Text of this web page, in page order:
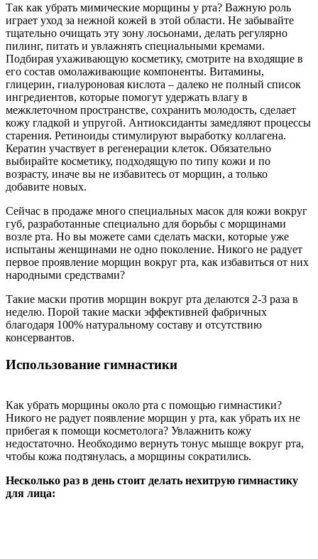
Так как убрать мимические морщины у рта? Важную роль
играет уход за нежной кожей в этой области. Не забывайте
тщательно очищать эту зону лосьонами, делать регулярно
пилинг, питать и увлажнять специальными кремами.
Подбирая ухаживающую косметику, смотрите на входящие в
его состав омолаживающие компоненты. Витамины,
глицерин, гиалуроновая кислота – далеко не полный список
ингредиентов, которые помогут удержать влагу в
межклеточном пространстве, сохранить молодость, сделает
кожу гладкой и упругой. Антиоксиданты замедляют процессы
старения. Ретиноиды стимулируют выработку коллагена.
Кератин участвует в регенерации клеток. Обязательно
выбирайте косметику, подходящую по типу кожи и по
возрасту, иначе вы не избавитесь от морщин, а только
добавите новых.
Сейчас в продаже много специальных масок для кожи вокруг
губ, разработанные специально для борьбы с морщинами
возле рта. Но вы можете сами сделать маски, которые уже
испытаны женщинами не одно поколение. Никого не радует
первое проявление морщин вокруг рта, как избавиться от них
народными средствами?
Такие маски против морщин вокруг рта делаются 2-3 раза в
неделю. Порой такие маски эффективней фабричных
благодаря 100% натуральному составу и отсутствию
консервантов.
Использование гимнастики
Как убрать морщины около рта с помощью гимнастики?
Никого не радует появление морщин у рта, как убрать их не
прибегая к помощи косметолога? Увлажнить кожу
недостаточно. Необходимо вернуть тонус мышце вокруг рта,
чтобы кожа подтянулась, а морщины сократились.
Несколько раз в день стоит делать нехитрую гимнастику
для лица: